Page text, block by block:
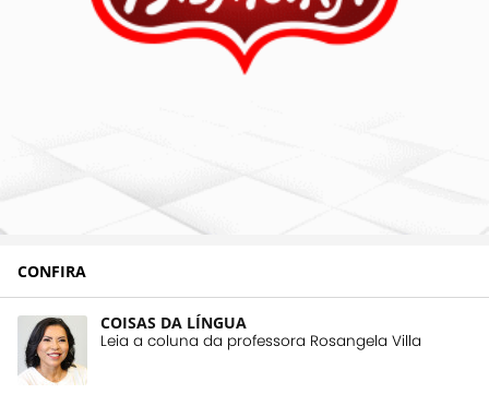
CONFIRA
COISAS DA LÍNGUA
Leia a coluna da professora Rosangela Villa